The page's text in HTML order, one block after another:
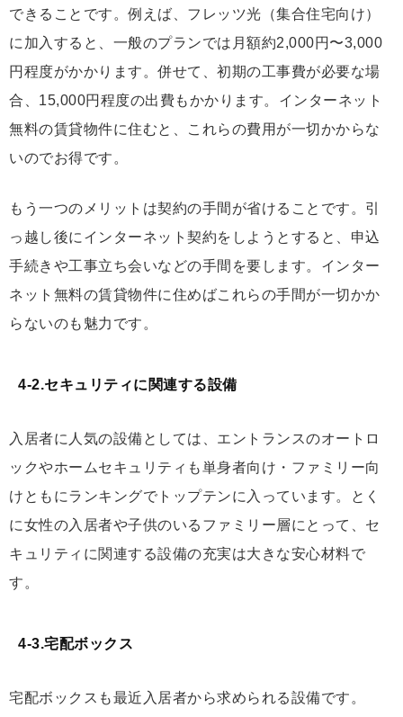
できることです。例えば、フレッツ光（集合住宅向け）
に加入すると、一般のプランでは月額約2,000円〜3,000
円程度がかかります。併せて、初期の工事費が必要な場
合、15,000円程度の出費もかかります。インターネット
無料の賃貸物件に住むと、これらの費用が一切かからな
いのでお得です。
もう一つのメリットは契約の手間が省けることです。引
っ越し後にインターネット契約をしようとすると、申込
手続きや工事立ち会いなどの手間を要します。インター
ネット無料の賃貸物件に住めばこれらの手間が一切かか
らないのも魅力です。
4-2.セキュリティに関連する設備
入居者に人気の設備としては、エントランスのオートロ
ックやホームセキュリティも単身者向け・ファミリー向
けともにランキングでトップテンに入っています。とく
に女性の入居者や子供のいるファミリー層にとって、セ
キュリティに関連する設備の充実は大きな安心材料で
す。
4-3.宅配ボックス
宅配ボックスも最近入居者から求められる設備です。